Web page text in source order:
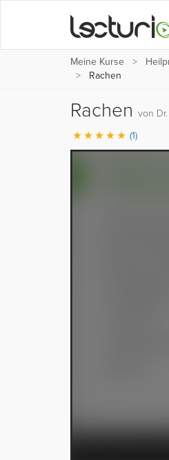
Meine Kurse
Rachen
Rachen von
(1)